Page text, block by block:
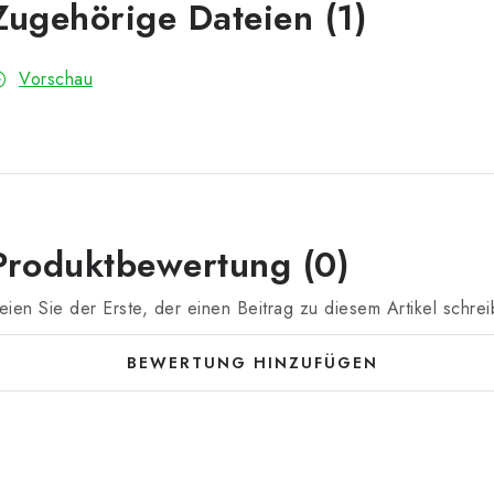
Dateien (1)
Vorschau
(0)
Sie der Erste, der einen Beitrag zu diesem Artikel
BEWERTUNG HINZUFÜGEN